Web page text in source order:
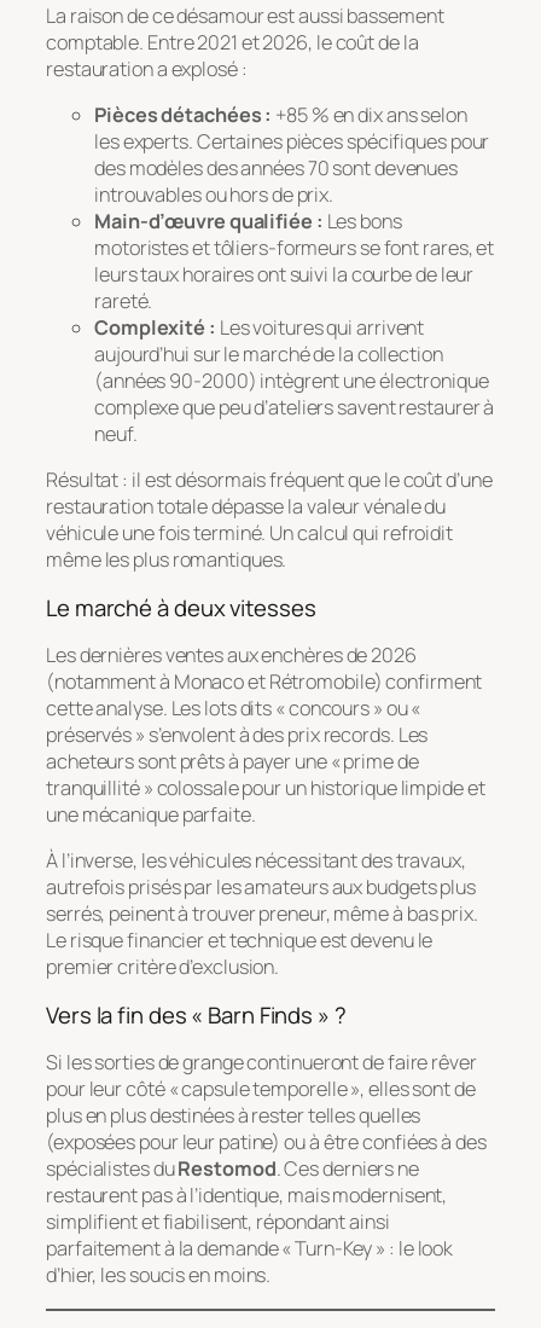
La raison de ce désamour est aussi bassement
comptable. Entre 2021 et 2026, le coût de la
restauration a explosé :
Pièces détachées : +85 % en dix ans selon
les experts. Certaines pièces spécifiques pour
des modèles des années 70 sont devenues
introuvables ou hors de prix.
Main-d’œuvre qualifiée : Les bons
motoristes et tôliers-formeurs se font rares, et
leurs taux horaires ont suivi la courbe de leur
rareté.
Complexité : Les voitures qui arrivent
aujourd’hui sur le marché de la collection
(années 90-2000) intègrent une électronique
complexe que peu d’ateliers savent restaurer à
neuf.
Résultat : il est désormais fréquent que le coût d’une
restauration totale dépasse la valeur vénale du
véhicule une fois terminé. Un calcul qui refroidit
même les plus romantiques.
Le marché à deux vitesses
Les dernières ventes aux enchères de 2026
(notamment à Monaco et Rétromobile) confirment
cette analyse. Les lots dits « concours » ou «
préservés » s’envolent à des prix records. Les
acheteurs sont prêts à payer une « prime de
tranquillité » colossale pour un historique limpide et
une mécanique parfaite.
À l’inverse, les véhicules nécessitant des travaux,
autrefois prisés par les amateurs aux budgets plus
serrés, peinent à trouver preneur, même à bas prix.
Le risque financier et technique est devenu le
premier critère d’exclusion.
Vers la fin des « Barn Finds » ?
Si les sorties de grange continueront de faire rêver
pour leur côté « capsule temporelle », elles sont de
plus en plus destinées à rester telles quelles
(exposées pour leur patine) ou à être confiées à des
spécialistes duRestomod. Ces derniers ne
restaurent pas à l’identique, mais modernisent,
simplifient et fiabilisent, répondant ainsi
parfaitement à la demande « Turn-Key » : le look
d’hier, les soucis en moins.